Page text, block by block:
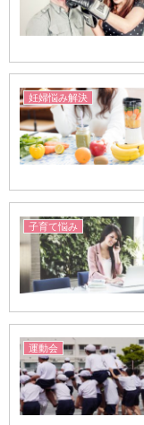
妊婦悩み解決
子育て悩み
運動会